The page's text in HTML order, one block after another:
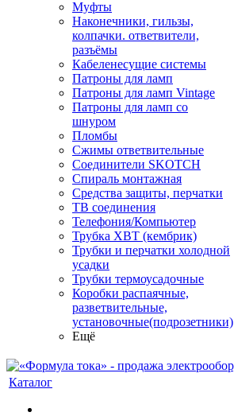
Муфты
Наконечники, гильзы,
колпачки. ответвители,
разъёмы
Кабеленесущие системы
Патроны для ламп
Патроны для ламп Vintage
Патроны для ламп со
шнуром
Пломбы
Сжимы ответвительные
Соединители SKOTCH
Спираль монтажная
Средства защиты, перчатки
ТВ соединения
Телефония/Компьютер
Трубка ХВТ (кембрик)
Трубки и перчатки холодной
усадки
Трубки термоусадочные
Коробки распаячные,
разветвительные,
установочные(подрозетники)
Ещё
Каталог